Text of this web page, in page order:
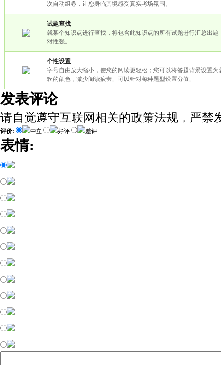
次自动组卷，让您身临其境感受真实考场氛围。
试题查找
就某个知识点进行查找，将包含此知识点的所有试题进行汇总出题
对性强。
个性设置
字号自由放大缩小，使您的阅读更轻松；您可以将答题背景设置为
欢的颜色，减少阅读疲劳。可以针对每种题型设置分值。
发表评论
请自觉遵守互联网相关的政策法规，严禁
评价: 中立 好评 差评
表情: